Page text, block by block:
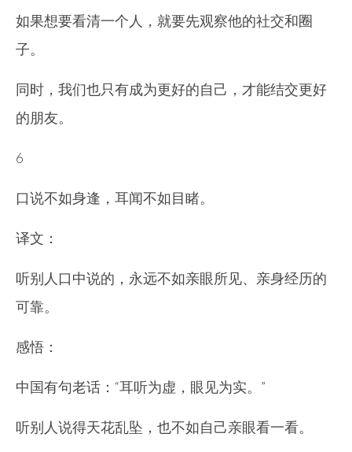
如果想要看清一个人，就要先观察他的社交和圈
子。
同时，我们也只有成为更好的自己，才能结交更好
的朋友。
6
口说不如身逢，耳闻不如目睹。
译文：
听别人口中说的，永远不如亲眼所见、亲身经历的
可靠。
感悟：
中国有句老话：“耳听为虚，眼见为实。”
听别人说得天花乱坠，也不如自己亲眼看一看。